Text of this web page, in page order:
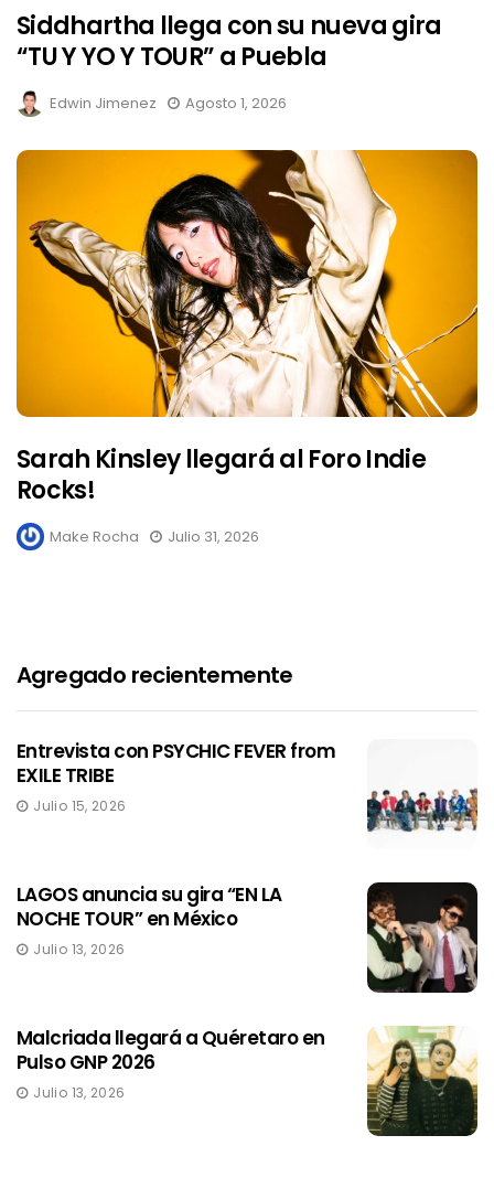
Siddhartha llega con su nueva gira
“TU Y YO Y TOUR” a Puebla
Edwin Jimenez Agosto 1, 2026
Sarah Kinsley llegará al Foro Indie
Rocks!
Make Rocha Julio 31, 2026
Agregado recientemente
Entrevista con PSYCHIC FEVER from
EXILE TRIBE
Julio 15, 2026
LAGOS anuncia su gira “EN LA
NOCHE TOUR” en México
Julio 13, 2026
Malcriada llegará a Quéretaro en
Pulso GNP 2026
Julio 13, 2026